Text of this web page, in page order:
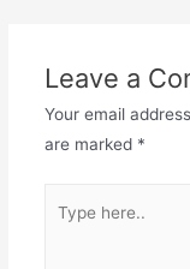
Leave a
Your email
are marked *
here..